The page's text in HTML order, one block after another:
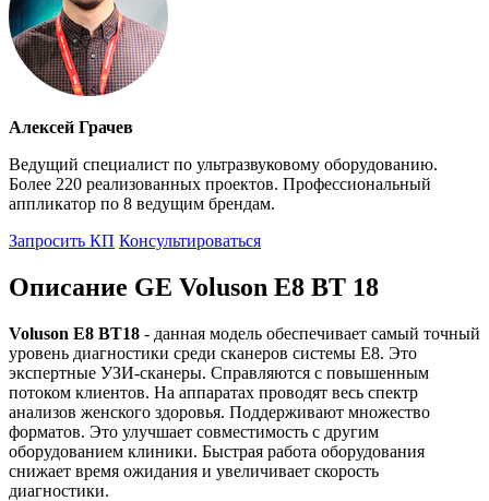
Алексей Грачев
Ведущий специалист по ультразвуковому оборудованию.
Более 220 реализованных проектов. Профессиональный
аппликатор по 8 ведущим брендам.
Запросить КП Консультироваться
Описание GE Voluson E8 BT 18
Voluson E8 BT18 - данная модель обеспечивает самый точный
уровень диагностики среди сканеров системы Е8. Это
экспертные УЗИ-сканеры. Справляются с повышенным
потоком клиентов. На аппаратах проводят весь спектр
анализов женского здоровья. Поддерживают множество
форматов. Это улучшает совместимость с другим
оборудованием клиники. Быстрая работа оборудования
снижает время ожидания и увеличивает скорость
диагностики.